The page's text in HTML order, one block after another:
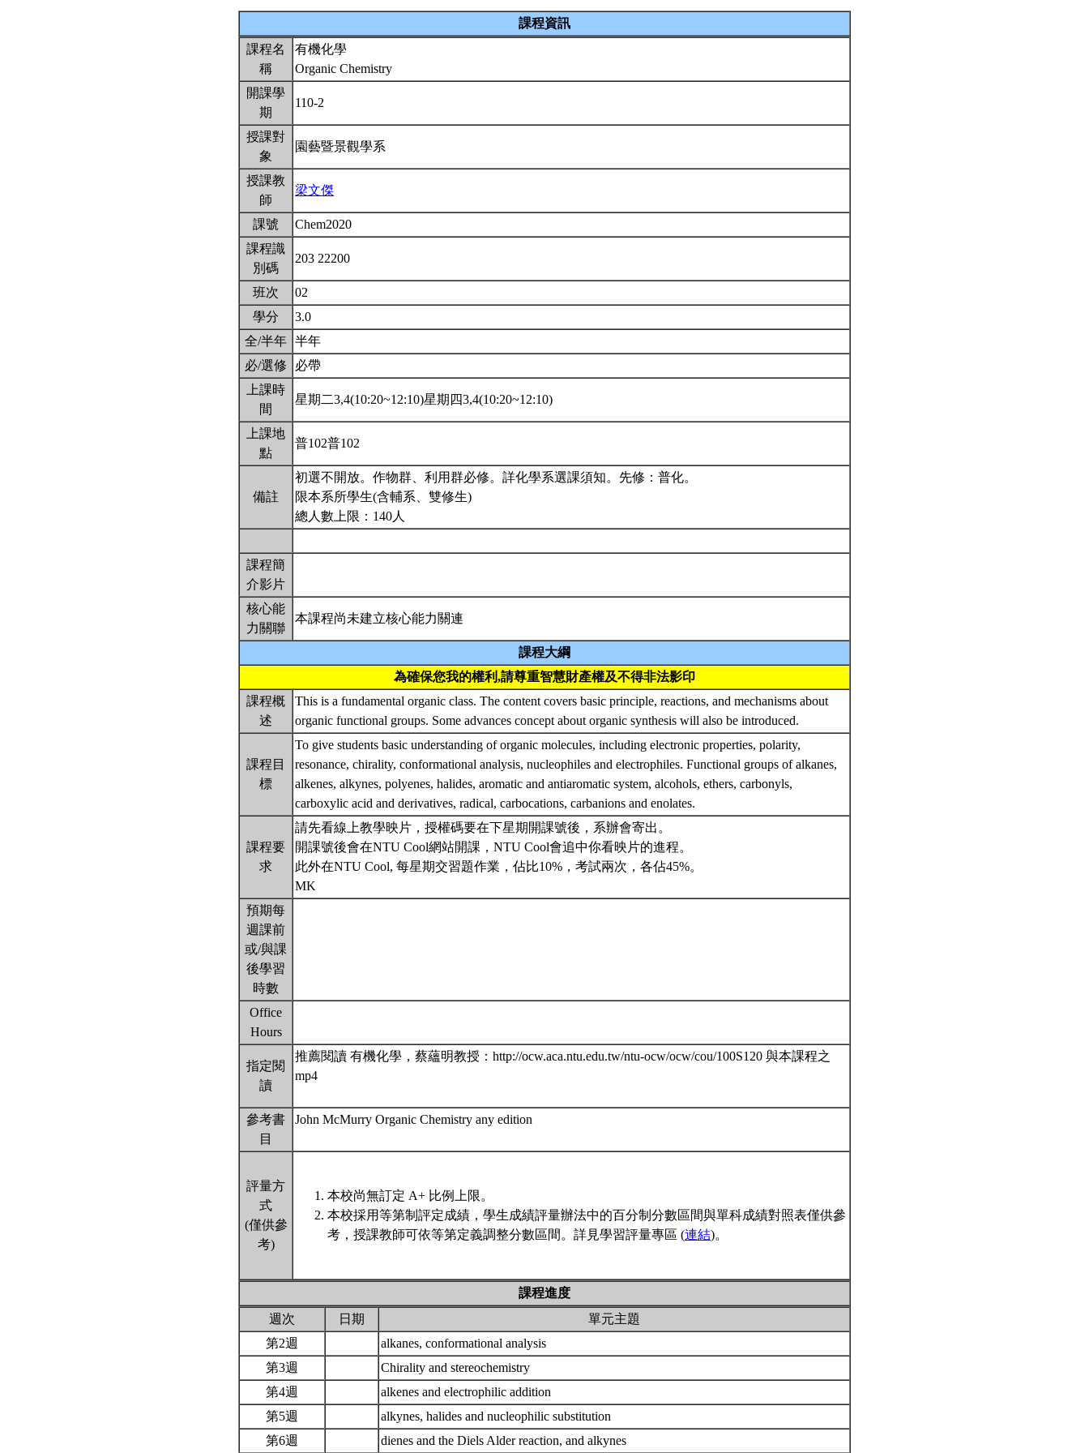
課程資訊
課程名
稱
有機化學
Organic Chemistry
開課學
期
110-2
授課對
象
園藝暨景觀學系
授課教
師
梁文傑
課號
Chem2020
課程識
別碼
203 22200
班次
02
學分
3.0
全/半年 半年
必/選修
必帶
上課時
間
星期二3,4(10:20~12:10)星期四3,4(10:20~12:10)
上課地
點
普102普102
備註
初選不開放。作物群、利用群必修。詳化學系選課須知。先修：普化。
限本系所學生(含輔系、雙修生)
總人數上限：140人
課程簡
介影片
核心能
力關聯
本課程尚未建立核心能力關連
課程大綱
為確保您我的權利,請尊重智慧財產權及不得非法影印
課程概
述
This is a fundamental organic class. The content covers basic principle, reactions, and mechanisms about
organic functional groups. Some advances concept about organic synthesis will also be introduced.
課程目
標
To give students basic understanding of organic molecules, including electronic properties, polarity,
resonance, chirality, conformational analysis, nucleophiles and electrophiles. Functional groups of alkanes,
alkenes, alkynes, polyenes, halides, aromatic and antiaromatic system, alcohols, ethers, carbonyls,
carboxylic acid and derivatives, radical, carbocations, carbanions and enolates.
課程要
求
請先看線上教學映片，授權碼要在下星期開課號後，系辦會寄出。
開課號後會在NTU Cool網站開課，NTU Cool會追中你看映片的進程。
此外在NTU Cool, 每星期交習題作業，佔比10%，考試兩次，各佔45%。
MK
預期每
週課前
或/與課
後學習
時數
Office
Hours
指定閱
讀
推薦閱讀 有機化學，蔡蘊明教授：http://ocw.aca.ntu.edu.tw/ntu-ocw/ocw/cou/100S120 與本課程之
mp4
參考書
目
John McMurry Organic Chemistry any edition
評量方
式
(僅供參
考)
本校尚無訂定 A+ 比例上限。
本校採用等第制評定成績，學生成績評量辦法中的百分制分數區間與單科成績對照表僅供參
考，授課教師可依等第定義調整分數區間。詳見學習評量專區 (連結)。
課程進度
週次
日期
單元主題
第2週
alkanes, conformational analysis
第3週
Chirality and stereochemistry
第4週
alkenes and electrophilic addition
第5週
alkynes, halides and nucleophilic substitution
第6週
dienes and the Diels Alder reaction, and alkynes